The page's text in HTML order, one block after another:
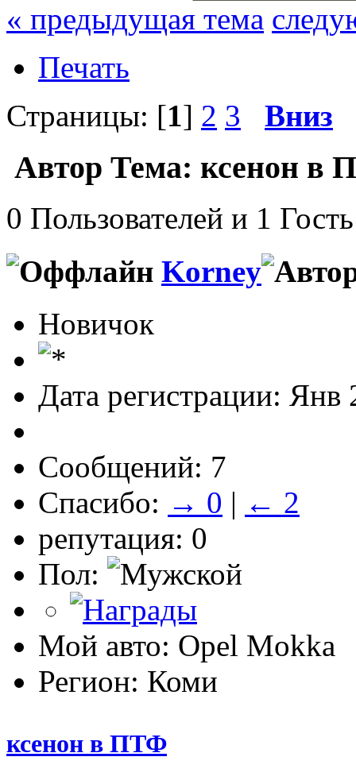
« предыдущая тема
Печать
Страницы: [1] 2 3 Вниз
Автор Тема: ксенон в
0 Пользователей и 1
Korney
Новичок
Дата регистрации: Янв
Сообщений: 7
Спасибо: → 0 | ← 2
репутация: 0
Пол:
Мой авто: Opel Mokka
Регион: Коми
ксенон в ПТФ